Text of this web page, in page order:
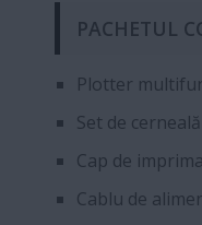
PACHETUL
Plotter
Set de
Cap de
Cablu de